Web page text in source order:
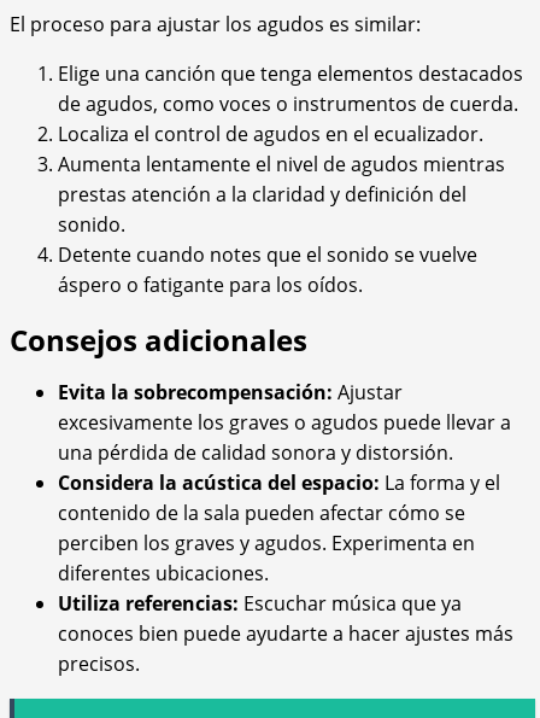
El proceso para ajustar los agudos es similar:
Elige una canción que tenga elementos destacados
de agudos, como voces o instrumentos de cuerda.
Localiza el control de agudos en el ecualizador.
Aumenta lentamente el nivel de agudos mientras
prestas atención a la claridad y definición del
sonido.
Detente cuando notes que el sonido se vuelve
áspero o fatigante para los oídos.
Consejos adicionales
Evita la sobrecompensación: Ajustar
excesivamente los graves o agudos puede llevar a
una pérdida de calidad sonora y distorsión.
Considera la acústica del espacio: La forma y el
contenido de la sala pueden afectar cómo se
perciben los graves y agudos. Experimenta en
diferentes ubicaciones.
Utiliza referencias: Escuchar música que ya
conoces bien puede ayudarte a hacer ajustes más
precisos.